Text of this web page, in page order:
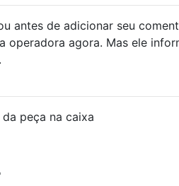
antes de adicionar seu
operadora agora. Mas ele
peça na caixa